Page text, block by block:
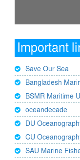
Important
Save Our Sea
Bangladesh
BSMR Maritime
oceandecade
DU
CU
SAU Marine